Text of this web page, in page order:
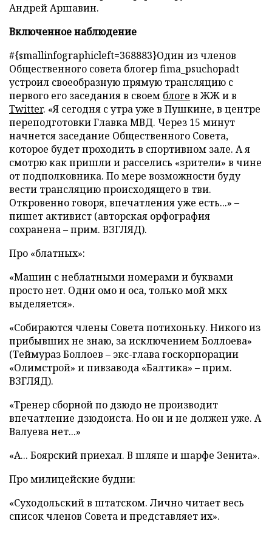
Андрей Аршавин.
Включенное наблюдение
#{smallinfographicleft=368883}Один из членов
Общественного совета блогер fima_psuchopadt
устроил своеобразную прямую трансляцию с
первого его заседания в своем блоге в ЖЖ и в
Twitter. «Я сегодня с утра уже в Пушкине, в центре
переподготовки Главка МВД. Через 15 минут
начнется заседание Общественного Совета,
которое будет проходить в спортивном зале. А я
смотрю как пришли и расселись «зрители» в чине
от подполковника. По мере возможности буду
вести трансляцию происходящего в тви.
Откровенно говоря, впечатления уже есть...» –
пишет активист (авторская орфография
сохранена – прим. ВЗГЛЯД).
Про «блатных»:
«Машин с неблатными номерами и буквами
просто нет. Одни омо и оса, только мой мкх
выделяется».
«Собираются члены Совета потихоньку. Никого из
прибывших не знаю, за исключением Боллоева»
(Теймураз Боллоев – экс-глава госкорпорации
«Олимстрой» и пивзавода «Балтика» – прим.
ВЗГЛЯД).
«Тренер сборной по дзюдо не производит
впечатление дзюдоиста. Но он и не должен уже. А
Валуева нет...»
«А... Боярский приехал. В шляпе и шарфе Зенита».
Про милицейские будни:
«Суходольский в штатском. Лично читает весь
список членов Совета и представляет их».